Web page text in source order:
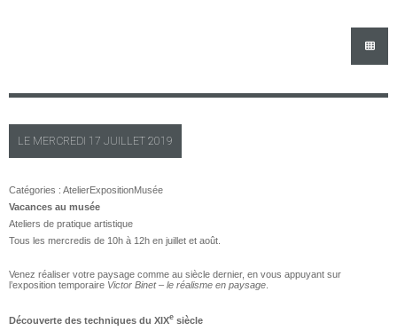
LE MERCREDI 17 JUILLET 2019
Catégories : AtelierExpositionMusée
Vacances au musée
Ateliers de pratique artistique
Tous les mercredis de 10h à 12h en juillet et août.
Venez réaliser votre paysage comme au siècle dernier, en vous appuyant sur
l’exposition temporaire Victor Binet – le réalisme en paysage
Découverte des techniques du XIXe siècle